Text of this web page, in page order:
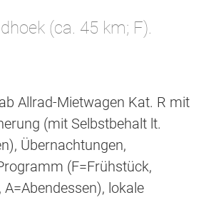
(ca. 45 km; F).
Allrad-Mietwagen Kat. R mit
(mit Selbstbehalt lt.
Übernachtungen,
(F=Frühstück,
lokale